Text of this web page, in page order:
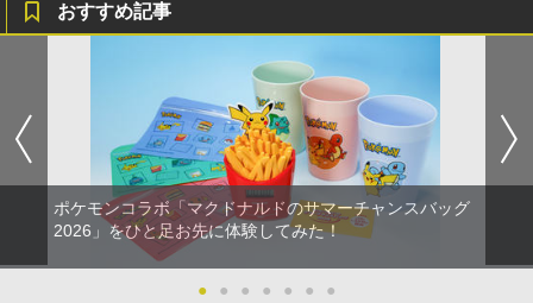
おすすめ記事
ポケモンコラボ「マクドナルドのサマーチャンスバッグ
2026」をひと足お先に体験してみた！
● ● ● ● ● ● ●